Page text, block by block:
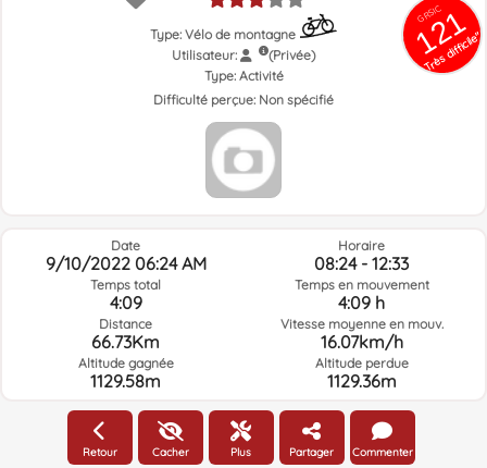
GRSIC
121
Très difficile"
Type: Vélo de montagne
Utilisateur:
(Privée)
Type: Activité
Difficulté perçue: Non spécifié
Date
9/10/2022 06:24 AM
Temps total
4:09
Distance
66.73Km
Altitude gagnée
1129.58m
Horaire
08:24 - 12:33
Temps en mouvement
4:09 h
Vitesse moyenne en mouv.
16.07km/h
Altitude perdue
1129.36m
Météo du jour de la route à l'heure sélectionnée
Retour Cacher Plus Partager Commenter